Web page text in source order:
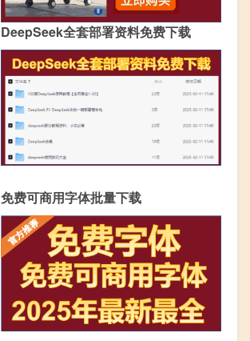
DeepSeek全套部署资料免费下载
免费可商用字体批量下载